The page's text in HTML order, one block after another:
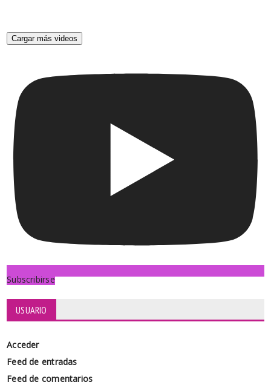
Cargar más videos
Subscribirse
USUARIO
Acceder
Feed de entradas
Feed de comentarios